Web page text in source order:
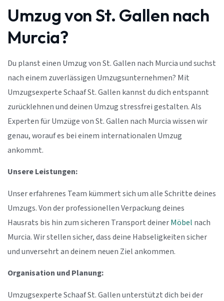
Umzug von St. Gallen nach
Murcia?
Du planst einen Umzug von St. Gallen nach Murcia und suchst
nach einem zuverlässigen Umzugsunternehmen? Mit
Umzugsexperte Schaaf St. Gallen kannst du dich entspannt
zurücklehnen und deinen Umzug stressfrei gestalten. Als
Experten für Umzüge von St. Gallen nach Murcia wissen wir
genau, worauf es bei einem internationalen Umzug
ankommt.
Unsere Leistungen:
Unser erfahrenes Team kümmert sich um alle Schritte deines
Umzugs. Von der professionellen Verpackung deines
Hausrats bis hin zum sicheren Transport deinerMöbel nach
Murcia. Wir stellen sicher, dass deine Habseligkeiten sicher
und unversehrt an deinem neuen Ziel ankommen.
Organisation und Planung:
Umzugsexperte Schaaf St. Gallen unterstützt dich bei der